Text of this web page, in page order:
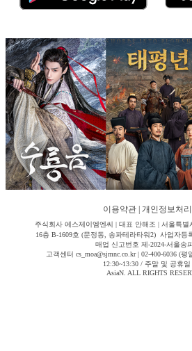
이용약관 개인정보처
주식회사 에스제이엠엔씨 | 대표 안해조 | 서울특별
16층 B-1609호 (문정동, 송파테라타워2) 사업자등
매업 신고번호 제-2024-서울송
고객센터 cs_moa@sjmnc.co.kr | 02-400-6036 (
12:30~13:30 / 주말 및 공휴
AsiaN. ALL RIGHTS